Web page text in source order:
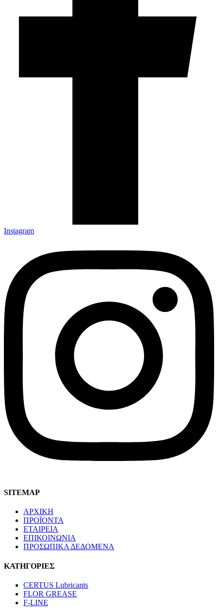
Instagram
SITEMAP
ΑΡΧΙΚΗ
ΠΡΟΪΟΝΤΑ
ΕΤΑΙΡΕΙΑ
ΕΠΙΚΟΙΝΩΝΙΑ
ΠΡΟΣΩΠΙΚΑ ΔΕΔΟΜΕΝΑ
ΚΑΤΗΓΟΡΙΕΣ
CERTUS Lubricants
FLOR GREASE
F-LINE